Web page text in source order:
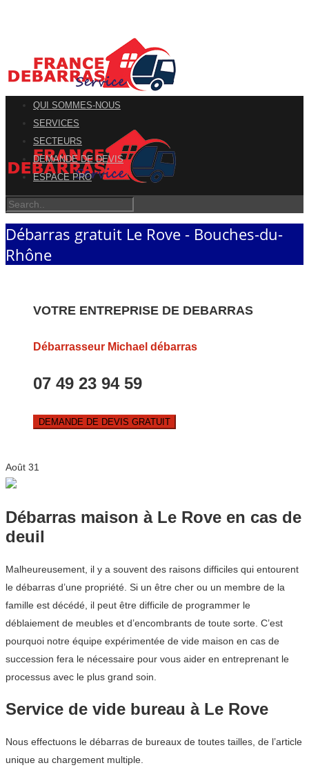
QUI SOMMES-NOUS
SERVICES
SECTEURS
DEMANDE DE DEVIS
ESPACE PRO
Débarras gratuit Le Rove - Bouches-du-
Rhône
VOTRE ENTREPRISE DE DEBARRAS
Débarrasseur Michael débarras
07 49 23 94 59
DEMANDE DE DEVIS GRATUIT
Août 31
Débarras maison à Le Rove en cas de
deuil
Malheureusement, il y a souvent des raisons difficiles qui entourent
le débarras d’une propriété. Si un être cher ou un membre de la
famille est décédé, il peut être difficile de programmer le
déblaiement de meubles et d’encombrants de toute sorte. C’est
pourquoi notre équipe expérimentée de vide maison en cas de
succession fera le nécessaire pour vous aider en entreprenant le
processus avec le plus grand soin.
Service de vide bureau à Le Rove
Nous effectuons le débarras de bureaux de toutes tailles, de l’article
unique au chargement multiple.